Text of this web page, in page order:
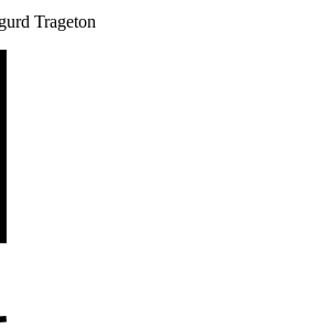
Trageton